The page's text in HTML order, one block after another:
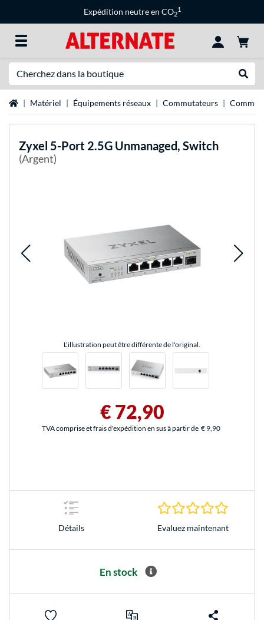
Expédition neutre en CO2
1
Page d'accueil
Matériel Équipements réseaux Commutateurs
Zyxel 5-Port 2.5G Unmanaged, Switch
(Argent)
L'illustration peut être différente de l'original.
€ 72,90
TVA comprise et frais d'expédition en sus à partir de € 9,90
Détails Evaluez maintenant
En stock